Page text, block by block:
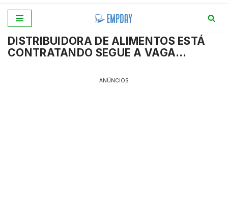
para
o
DISTRIBUIDORA DE ALIMENTOS ESTÁ
CONTRATANDO SEGUE A VAGA…
ANÚNCIOS